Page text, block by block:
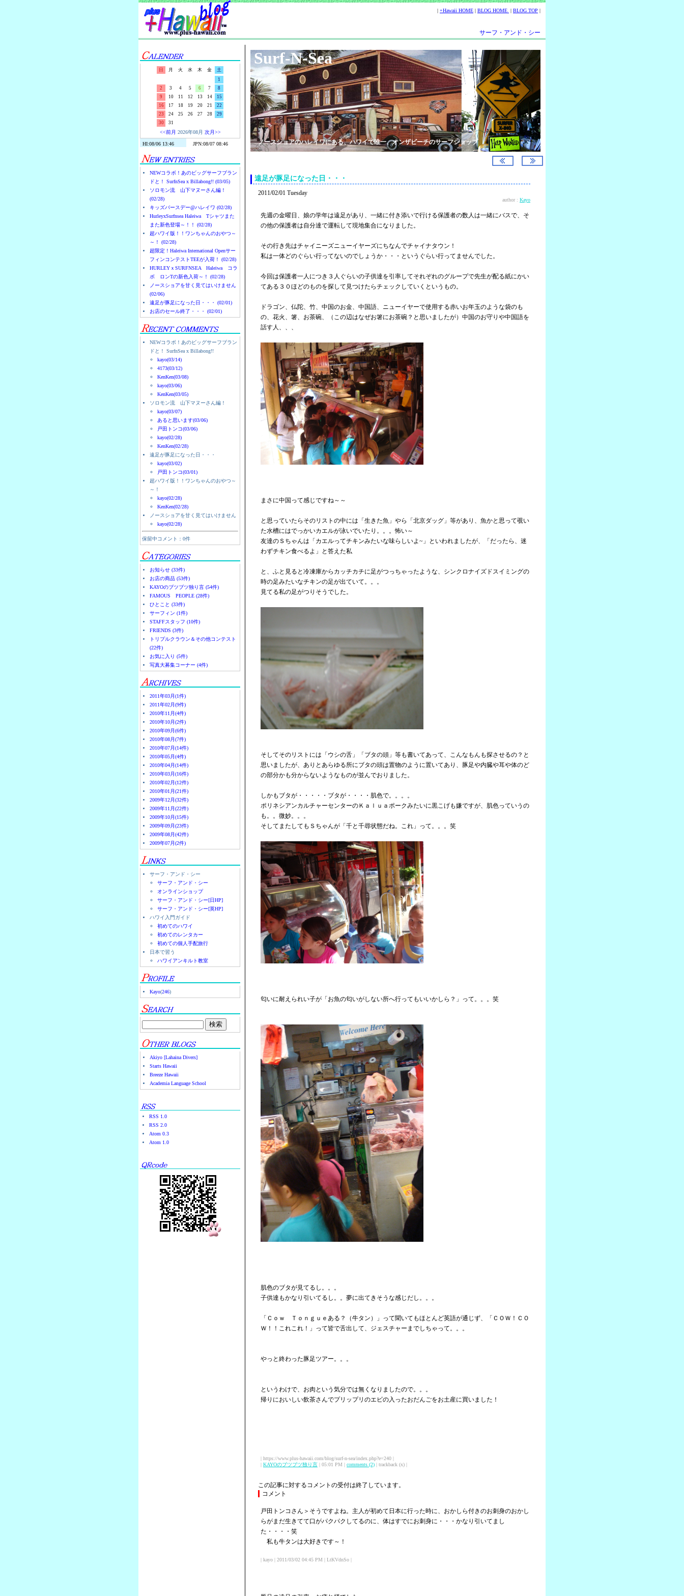
| +Hawaii HOME | BLOG HOME | BLOG TOP |
サーフ・アンド・シー
日 月 火 水 木 金
土
1
2
3 4 5 6 7
8
9
10 11 12 13 14
15
16
17 18 19 20 21
22
23
24 25 26 27 28
29
30
31
<<前月 2026年08月 次月>>
NEWコラボ！あのビッグサーフブラン
ドと！ SurfnSea x Billabong!! (03/05)
ソロモン流 山下マヌーさん編！
(02/28)
キッズバースデー@ハレイワ (02/28)
HurleyxSurfnsea Haleiwa Tシャツまた
また新色登場～！！ (02/28)
超ハワイ版！！ワンちゃんのおやつ～
～！ (02/28)
超限定！Haleiwa International Openサー
フィンコンテストTEEが入荷！ (02/28)
HURLEYｘSURFNSEA Haleiwa コラ
ボ ロンTの新色入荷～！ (02/28)
ノースショアを甘く見てはいけません
(02/06)
遠足が豚足になった日・・・ (02/01)
お店のセール終了・・・ (02/01)
NEWコラボ！あのビッグサーフブラン
ドと！ SurfnSea x Billabong!!
kayo(03/14)
4173(03/12)
KenKen(03/08)
kayo(03/06)
KenKen(03/05)
ソロモン流 山下マヌーさん編！
kayo(03/07)
あると思います(03/06)
戸田トンコ(03/06)
kayo(02/28)
KenKen(02/28)
遠足が豚足になった日・・・
kayo(03/02)
戸田トンコ(03/01)
超ハワイ版！！ワンちゃんのおやつ～
～！
kayo(02/28)
KenKen(02/28)
ノースショアを甘く見てはいけません
kayo(02/28)
保留中コメント：0件
お知らせ (33件)
お店の商品 (53件)
KAYOのブツブツ独り言 (54件)
FAMOUS PEOPLE (28件)
ひとこと (33件)
サーフィン (1件)
STAFFスタッフ (10件)
FRIENDS (3件)
トリプルクラウン＆その他コンテスト
(22件)
お気に入り (5件)
写真大募集コーナー (4件)
2011年03月(1件)
2011年02月(9件)
2010年11月(4件)
2010年10月(2件)
2010年09月(6件)
2010年08月(7件)
2010年07月(14件)
2010年05月(4件)
2010年04月(14件)
2010年03月(16件)
2010年02月(12件)
2010年01月(21件)
2009年12月(32件)
2009年11月(22件)
2009年10月(15件)
2009年09月(23件)
2009年08月(42件)
2009年07月(2件)
サーフ・アンド・シー
サーフ・アンド・シー
オンラインショップ
サーフ・アンド・シー[日HP]
サーフ・アンド・シー[英HP]
ハワイ入門ガイド
初めてのハワイ
初めてのレンタカー
初めての個人手配旅行
日本で習う
ハワイアンキルト教室
Kayo(246)
Akiyo [Lahaina Divers]
Starts Hawaii
Breeze Hawaii
Academia Language School
RSS 1.0
RSS 2.0
Atom 0.3
Atom 1.0
Surf-N-Sea
ノースショアのハレイワにある、ハワイで唯一、オンザビーチのサーフショップ
遠足が豚足になった日・・・
2011/02/01 Tuesday
author : Kayo
先週の金曜日、娘の学年は遠足があり、一緒に付き添いで行ける保護者の数人は一緒にバスで、そ
の他の保護者は自分達で運転して現地集合になりました。
その行き先はチャイニーズニューイヤーズにちなんでチャイナタウン！
私は一体どのぐらい行ってないのでしょうか・・・というぐらい行ってませんでした。
今回は保護者一人につき３人ぐらいの子供達を引率してそれぞれのグループで先生が配る紙にかい
てある３０ほどのものを探して見つけたらチェックしていくというもの。
ドラゴン、仏陀、竹、中国のお金、中国語、ニューイヤーで使用する赤いお年玉のような袋のも
の、花火、箸、お茶碗、（この辺はなぜお箸にお茶碗？と思いましたが）中国のお守りや中国語を
話す人、、、
まさに中国って感じですね～～
と思っていたらそのリストの中には「生きた魚」やら「北京ダッグ」等があり、魚かと思って覗い
た水槽にはでっかいカエルが泳いでいたり。。。怖い～
友達のＳちゃんは「カエルってチキンみたいな味らしいよ~」といわれましたが、「だったら、迷
わずチキン食べるよ」と答えた私
と、ふと見ると冷凍庫からカッチカチに足がつっちゃったような、シンクロナイズドスイミングの
時の足みたいなチキンの足が出ていて。。。
見てる私の足がつりそうでした。
そしてそのリストには「ウシの舌」「ブタの頭」等も書いてあって、こんなもんも探させるの？と
思いましたが、ありとあらゆる所にブタの頭は置物のように置いてあり、豚足や内臓や耳や体のど
の部分かも分からないようなものが並んでおりました。
しかもブタが・・・・・ブタが・・・・肌色で。。。。
ポリネシアンカルチャーセンターのＫａｌｕａポークみたいに黒こげも嫌ですが、肌色っていうの
も。。微妙。。。
そしてまたしてもＳちゃんが「千と千尋状態だね。これ」って。。。笑
匂いに耐えられい子が「お魚の匂いがしない所へ行ってもいいかしら？」って。。。笑
肌色のブタが見てるし。。。
子供達もかなり引いてるし。。夢に出てきそうな感じだし。。。
「Ｃｏｗ Ｔｏｎｇｕｅある？（牛タン）」って聞いてもほとんど英語が通じず、「ＣＯＷ！ＣＯ
Ｗ！！これこれ！」って皆で舌出して、ジェスチャーまでしちゃって。。。
やっと終わった豚足ツアー。。。
というわけで、お肉という気分では無くなりましたので。。。
帰りにおいしい飲茶さんでプリップリのエビの入ったおだんごをお土産に買いました！
| https://www.plus-hawaii.com/blog/surf-n-sea/index.php?e=240 |
| KAYOのブツブツ独り言 | 05:01 PM | comments (2) | trackback (x) |
この記事に対するコメントの受付は終了しています。
コメント
戸田トンコさん＞そうですよね。主人が初めて日本に行った時に、おかしら付きのお刺身のおかし
らがまだ生きてて口がパクパクしてるのに、体はすでにお刺身に・・・かなり引いてまし
た・・・・笑
私も牛タンは大好きです～！
| kayo | 2011/03/02 04:45 PM | LtKVdnSo |